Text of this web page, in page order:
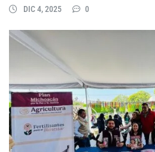
DIC 4, 2025 0